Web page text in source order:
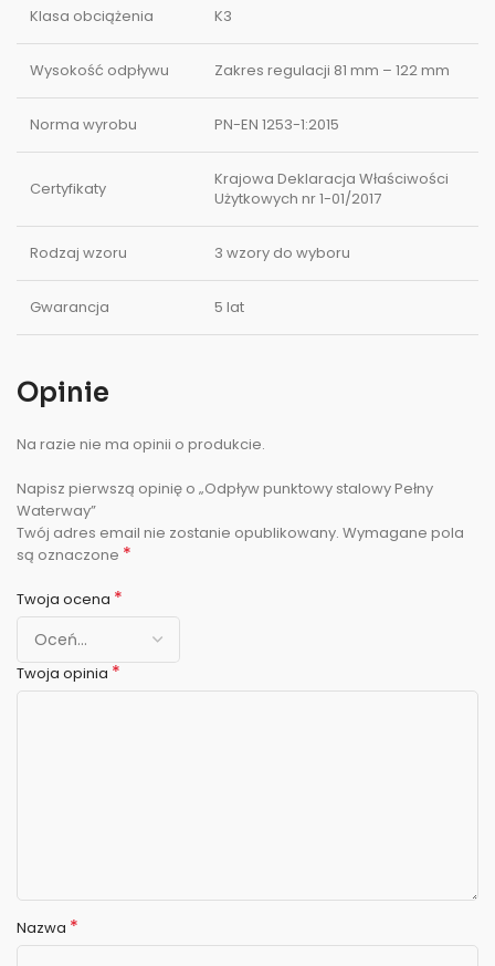
Klasa obciążenia K3
Wysokość odpływu Zakres regulacji 81 mm – 122 mm
Norma wyrobu PN-EN 1253-1:2015
Certyfikaty
Krajowa Deklaracja Właściwości
Użytkowych nr 1-01/2017
Rodzaj wzoru 3 wzory do wyboru
Gwarancja 5 lat
Opinie
Na razie nie ma opinii o produkcie.
Napisz pierwszą opinię o „Odpływ punktowy stalowy Pełny
Waterway”
Twój adres email nie zostanie opublikowany. Wymagane pola
są oznaczone *
Twoja ocena *
Twoja opinia *
Nazwa *